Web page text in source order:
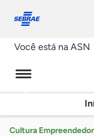
conosco
Você está na ASN
Cultura